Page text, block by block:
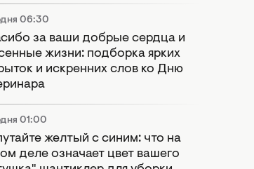
06:30
за ваши добрые сердца и
жизни: подборка ярких
и искренних слов ко Дню
01:00
желтый с синим: что на
деле означает цвет вашего